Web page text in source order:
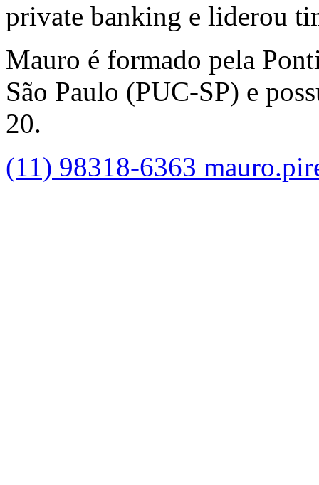
private banking e liderou
Mauro é formado pela
São Paulo (PUC-SP) e
20.
(11) 98318-6363